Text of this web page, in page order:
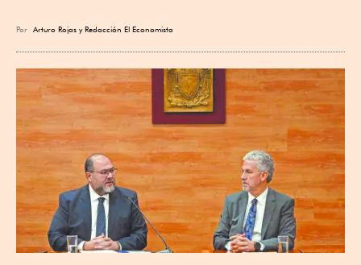
Por Arturo Rojas yRedacción El Economista